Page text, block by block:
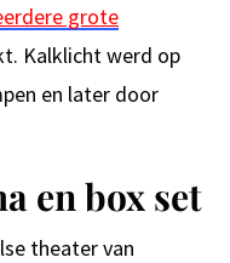
grote
Kalklicht werd op
en later door
en box set
theater van